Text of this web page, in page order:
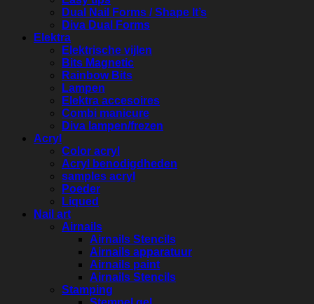
Dual Nail Forms / Shape It’s
Diva Dual Forms
Elektra
Elektrische vijlen
Bits Magnetic
Rainbow Bits
Lampen
Elektra accesoires
Combi manicure
Diva lampen/frezen
Acryl
Color acryl
Acryl benodigdheden
samples acryl
Poeder
Liqued
Nail art
Airnails
Airnails Stencils
Airnails apparatuur
Airnails paint
Airnails Stencils
Stamping